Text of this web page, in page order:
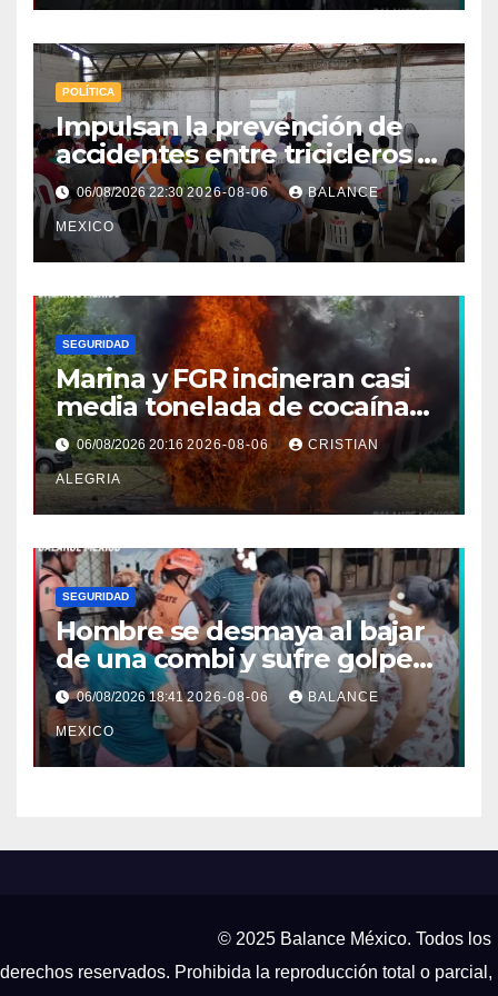
POLÍTICA
Impulsan la prevención de
accidentes entre tricicleros y
mototriciclistas de Tapachula
06/08/2026 22:302026-08-06 BALANCE
MEXICO
SEGURIDAD
Marina y FGR incineran casi
media tonelada de cocaína
asegurada frente a las costas
de Chiapas
06/08/2026 20:16 2026-08-06 CRISTIAN
ALEGRIA
SEGURIDAD
Hombre se desmaya al bajar
de una combi y sufre golpe
en la cabeza en Tapachula
06/08/2026 18:412026-08-06 BALANCE
MEXICO
© 2025 Balance México. Todos los
derechos reservados. Prohibida la reproducción total o parcial,